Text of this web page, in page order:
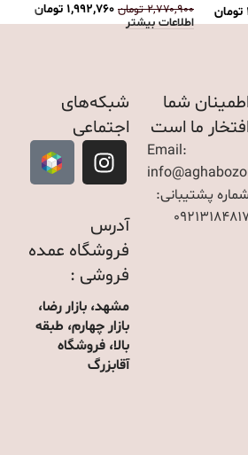
تومان ۲,۷۷۰,۹۰۰ تومان ۱,۹۹۲,۷۶۰ تومان
اطلاعات بیشتر
اطمینان شما
افتخار ما است
Email:
شماره پشتیبانی:
شبکه‌های
اجتماعی
آدرس
فروشگاه عمده
فروشی :
مشهد، بازار رضا،
بازار چهارم، طبقه
بالا، فروشگاه
آقابزرگ